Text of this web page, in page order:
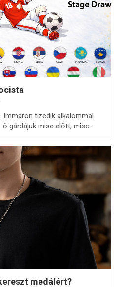
Immáron tizedik alkalommal.
ő gárdájuk mise előtt, mise…
medálért?